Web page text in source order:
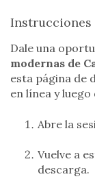
Instrucciones
Dale una
modernas de
esta página de
en línea y
Abre la
Vuelve a
descarga.